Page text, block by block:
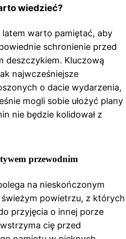
wiedzieć?
latem warto pamiętać, aby
schronienie przed
deszczykiem. Kluczową
najwcześniejsze
o dacie wydarzenia,
mogli sobie ułożyć plany
nie będzie kolidował z
przewodnim
na nieskończonym
powietrzu, z których
przyjęcia o innej porze
cię przed